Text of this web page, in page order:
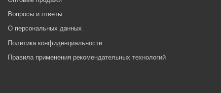
Вопросы и ответы
О персональных данных
Политика конфиденциальности
Правила применения рекомендательных технологий